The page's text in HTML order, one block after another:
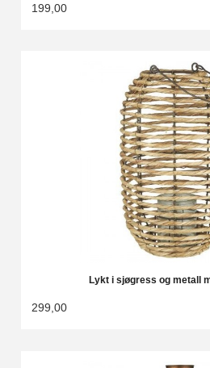
199,00
Lykt i sjøgress og metall
299,00